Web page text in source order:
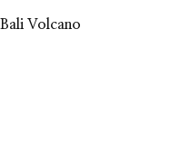
Bali Volcano